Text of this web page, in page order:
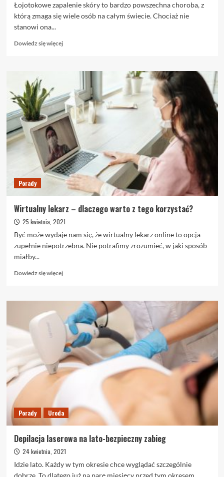
Łojotokowe zapalenie skóry to bardzo powszechna choroba, z
którą zmaga się wiele osób na całym świecie. Chociaż nie
stanowi ona...
Dowiedz się więcejDowiedz
zapalenie
skóry
–
kiedy
należy
udać
do
lekarza?
Porady
Wirtualny lekarz – dlaczego warto z tego korzystać?
25 kwietnia, 2021
Być może wydaje nam się, że wirtualny lekarz online to opcja
zupełnie niepotrzebna. Nie potrafimy zrozumieć, w jaki sposób
miałby...
Dowiedz się więcejDowiedz
o
Wirtualny
lekarz
dlaczego
warto
z
tego
korzystać?
Porady Uroda
Depilacja laserowa na lato-bezpieczny zabieg
24 kwietnia, 2021
Idzie lato. Każdy w tym okresie chce wyglądać szczególnie
dobrze. To dlatego już na parę miesięcy przed tym okresem,